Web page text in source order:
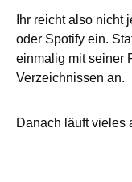
Ihr reicht also nicht
oder Spotify ein.
einmalig mit seiner
Verzeichnissen an.
Danach läuft vieles